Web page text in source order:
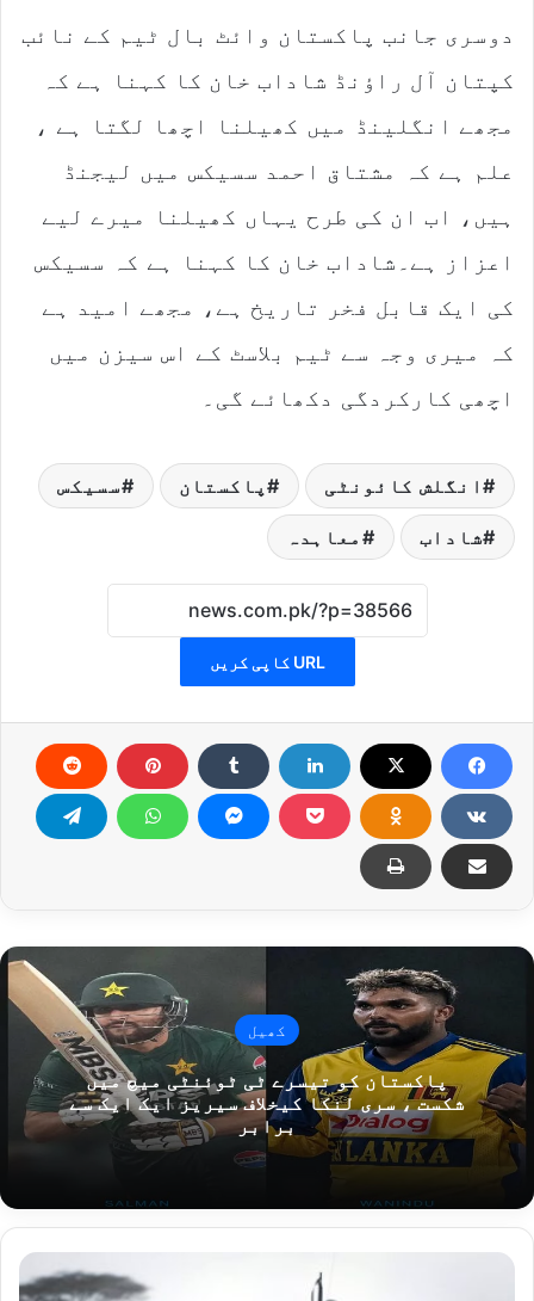
دوسری جانب پاکستان وائٹ بال ٹیم کے نائب
کپتان آل راؤنڈ شاداب خان کا کہنا ہے کہ
مجھے انگلینڈ میں کھیلنا اچھا لگتا ہے ،
علم ہے کہ مشتاق احمد سسیکس میں لیجنڈ
ہیں، اب ان کی طرح یہاں کھیلنا میرے لیے
اعزاز ہے۔شاداب خان کا کہنا ہے کہ سسیکس
کی ایک قابل فخر تاریخ ہے، مجھے امید ہے
کہ میری وجہ سے ٹیم بلاسٹ کے اس سیزن میں
اچھی کارکردگی دکھائے گی۔
انگلش کائونٹی پاکستان سسیکس
شاداب معاہدہ
URL کاپی کریں
کھیل
پاکستان کو تیسرے ٹی ٹوئنٹی میچ میں
شکست ، سری لنکا کیخلاف سیریز ایک ایک سے
برابر
صومالیہ